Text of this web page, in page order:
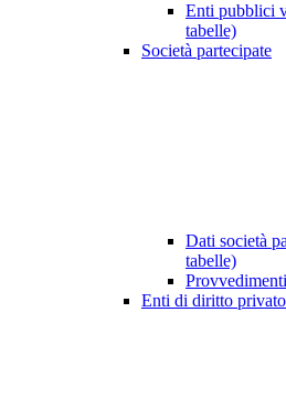
Enti pubblici
tabelle)
Società partecipate
Dati società
tabelle)
Provvedimenti
Enti di diritto